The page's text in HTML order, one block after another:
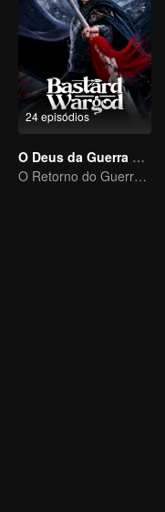
24 episódios
O Deus da Guerra Bastardo
O Retorno do Guerreiro Divino! Conquiste Inimigos, Conquiste Corações